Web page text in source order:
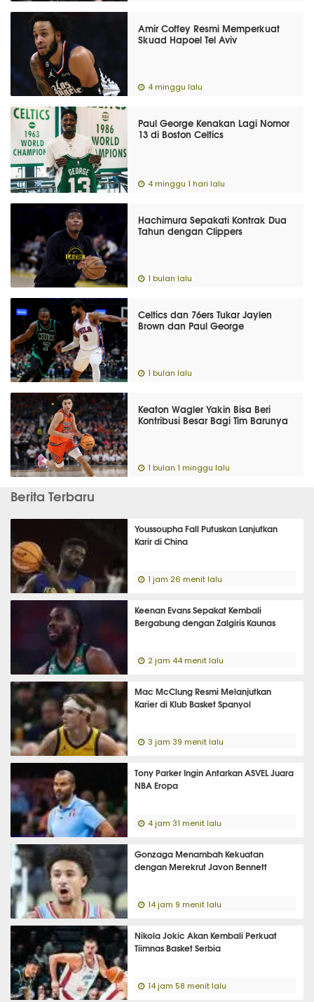
Amir Coffey Resmi Memperkuat
Skuad Hapoel Tel Aviv
4 minggu lalu
Paul George Kenakan Lagi Nomor
13 di Boston Celtics
4 minggu 1 hari lalu
Hachimura Sepakati Kontrak Dua
Tahun dengan Clippers
1 bulan lalu
Celtics dan 76ers Tukar Jaylen
Brown dan Paul George
1 bulan lalu
Keaton Wagler Yakin Bisa Beri
Kontribusi Besar Bagi Tim Barunya
1 bulan 1 minggu lalu
Berita Terbaru
Youssoupha Fall Putuskan Lanjutkan
Karir di China
1 jam 26 menit lalu
Keenan Evans Sepakat Kembali
Bergabung dengan Zalgiris Kaunas
2 jam 44 menit lalu
Mac McClung Resmi Melanjutkan
Karier di Klub Basket Spanyol
3 jam 39 menit lalu
Tony Parker Ingin Antarkan ASVEL Juara
NBA Eropa
4 jam 31 menit lalu
Gonzaga Menambah Kekuatan
dengan Merekrut Javon Bennett
14 jam 9 menit lalu
Nikola Jokic Akan Kembali Perkuat
Tiimnas Basket Serbia
14 jam 58 menit lalu